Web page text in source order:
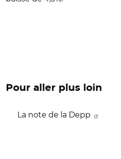
Pour aller plus loin
La note de la Depp